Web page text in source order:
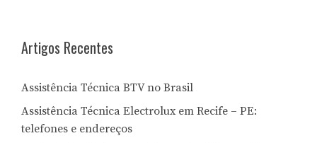
Artigos Recentes
Assistência Técnica BTV no Brasil
Assistência Técnica Electrolux em Recife – PE:
telefones e endereços